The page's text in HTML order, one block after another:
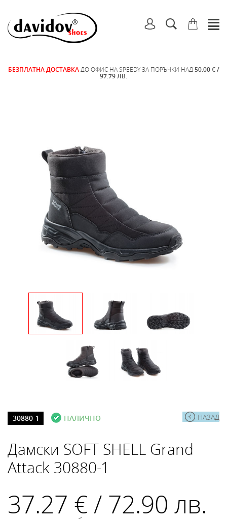
БЕЗПЛАТНА ДОСТАВКА ДО ОФИС НА SPEEDY ЗА ПОРЪЧКИ НАД 50.00 € /
97.79 ЛВ.
НАЗАД
30880-1 НАЛИЧНО
Дамски SOFT SHELL Grand
Attack 30880-1
37.27 € / 72.90 лв.